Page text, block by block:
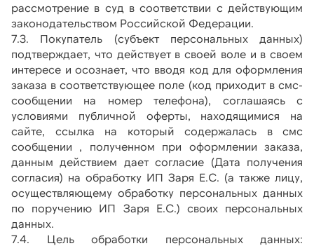
рассмотрение в суд в соответствии с действующим
законодательством Российской Федерации.
7.3. Покупатель (субъект персональных данных)
подтверждает, что действует в своей воле и в своем
интересе и осознает, что вводя код для оформления
заказа в соответствующее поле (код приходит в смс-
сообщении на номер телефона), соглашаясь с
условиями публичной оферты, находящимися на
сайте, ссылка на который содержалась в смс
сообщении , полученном при оформлении заказа,
данным действием дает согласие (Дата получения
согласия) на обработку ИП Заря Е.С. (а также лицу,
осуществляющему обработку персональных данных
по поручению ИП Заря Е.С.) своих персональных
данных.
7.4. Цель обработки персональных данных: